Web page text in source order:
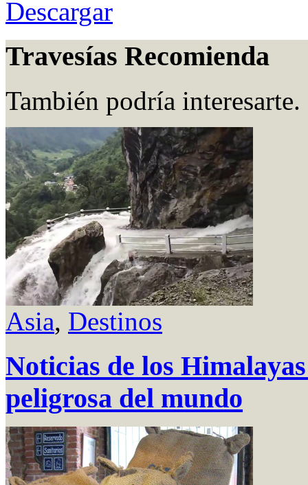
Descargar
Travesías Recomienda
También podría interesarte.
Asia, Destinos
Noticias de los
peligrosa del mundo